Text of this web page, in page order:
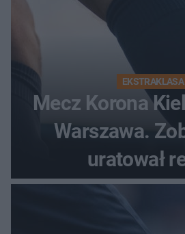
EKSTRAKLASA
Mecz Korona
Warszawa.
uratował